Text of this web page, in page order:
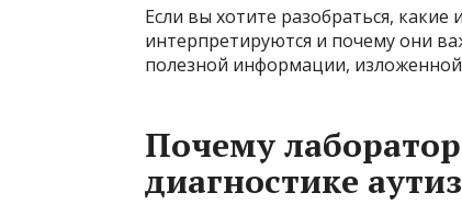
Если вы хотите разобраться,
интерпретируются и почему они
полезной информации,
Почему
диагностике